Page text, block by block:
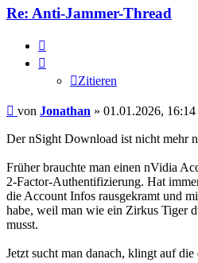
Re: Anti-Jammer-Thread
Zitieren
Beitrag
von Jonathan » 01.01.2026, 16:14
Der nSight Download ist nicht mehr
Früher brauchte man einen nVidia
2-Factor-Authentifizierung. Hat
die Account Infos rausgekramt und
habe, weil man wie ein Zirkus Tiger
musst.
Jetzt sucht man danach, klingt auf